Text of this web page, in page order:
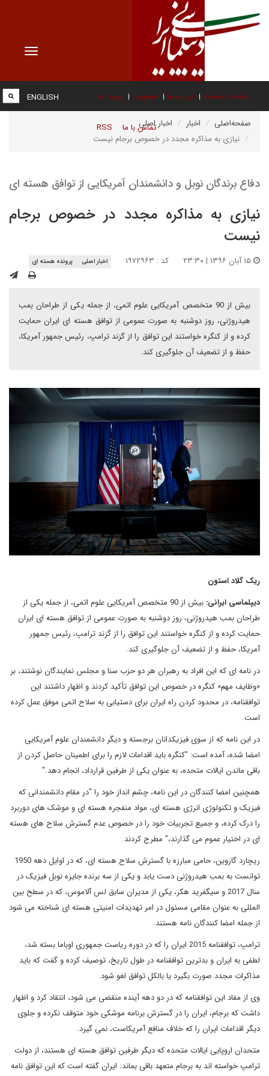
Toggle
صفحه نخست درباره ما عضویت پیوند ها
تماس با ما RSS
ENGLISH
صفحه‌اصلی اخبار
اخبار اصلی
نیازی به مذاکره مجدد در خصوص برجام نیست
دفاع برندگان نوبل و دانشمندان آمریکایی از توافق هسته ای
نیازی به مذاکره مجدد در خصوص برجام
نیست
کد : ۱۹۷۲۹۶۳ اخبار اصلی پرونده هسته ای
بیش از 90 متخصص آمریکایی علوم اتمی، از جمله یکی از طراحان بمب
هیدروژنی، روز دوشنبه به صورت عمومی از توافق هسته ای ایران حمایت
کرده و از کنگره خواستند این توافق را از گزند ترامپ، رئیس جمهور آمریکا،
حفظ و از تضعیف آن جلوگیری کند.
ریک گلاد استون
دیپلماسی ایرانی:
بیش از 90 متخصص آمریکایی علوم اتمی، از جمله یکی از
طراحان بمب هیدروژنی، روز دوشنبه به صورت عمومی از توافق هسته ای ایران
حمایت کرده و از کنگره خواستند این توافق را از گزند ترامپ، رئیس جمهور
آمریکا، حفظ و از تضعیف آن جلوگیری کند.
در نامه ای که این افراد به رهبران هر دو حزب سنا و مجلس نمایندگان نوشتند، بر
«وظایف مهم» کنگره در خصوص این توافق تأکید کردند و اظهار داشتند این
توافقنامه، در محدود کردن راه ایران برای دستیابی به سلاح اتمی موفق عمل کرده
است.
در این نامه که از سوی فیزیکدانان برجسته و دیگر دانشمندان علوم آمریکایی
امضا شده، آمده است: "کنگره باید اقدامات لازم را برای اطمینان حاصل کردن از
باقی ماندن ایالات متحده، به عنوان یکی از طرفین قرارداد، انجام دهد."
همچنین امضا کنندگان در این نامه، چشم انداز خود را "در مقام دانشمندانی که
فیزیک و تکنولوژی انرژی هسته ای، مواد منفجره هسته ای و موشک های دوربرد
را درک کرده، و جمیع تجربیات خود را در خصوص عدم گسترش سلاح های هسته
ای در اختیار عموم می گذارند،" مطرح کردند.
ریچارد گاروین، حامی مبارزه با گسترش سلاح هسته ای، که در اوایل دهه 1950
توانست به بمب هیدروژنی دست یابد و یکی از سه برنده جایزه نوبل فیزیک در
سال 2017 و سیگفرید هکر، یکی از مدیران سابق لس آلاموس، که در سطح بین
المللی به عنوان مقامی مسئول در امر تهدیدات امنیتی هسته ای شناخته می شود
از جمله امضا کنندگان نامه هستند.
ترامپ، توافقنامه 2015 ایران را که در دوره ریاست جمهوری اوباما بسته شد،
لطفی به ایران و بدترین توافقنامه در طول تاریخ، توصیف کرده و گفت که باید
مذاکرات مجدد صورت بگیرد یا بالکل توافق لغو شود.
وی از مفاد این توافقنامه که در دو دهه آینده منقضی می شود، انتقاد کرد و اظهار
داشت که برجام، ایران را در گسترش برنامه موشکی خود متوقف نکرده و جلوی
دیگر اقدامات ایران را که خلاف منافع آمریکاست، نمی گیرد.
متحدان اروپایی ایالات متحده که دیگر طرفین توافق هسته ای هستند، از دولت
ترامپ خواسته اند به برجام متعهد باقی بماند. ایران گفته است که این توافق نامه